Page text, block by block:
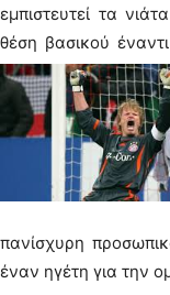
εμπιστευτεί τα
θέση βασικού
πανίσχυρη
έναν ηγέτη για την